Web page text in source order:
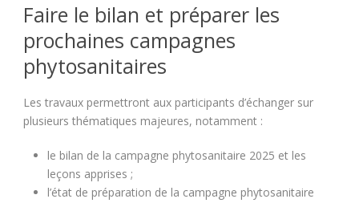
Faire le bilan et préparer les
prochaines campagnes
phytosanitaires
Les travaux permettront aux participants d’échanger sur
plusieurs thématiques majeures, notamment :
le bilan de la campagne phytosanitaire 2025 et les
leçons apprises ;
l’état de préparation de la campagne phytosanitaire